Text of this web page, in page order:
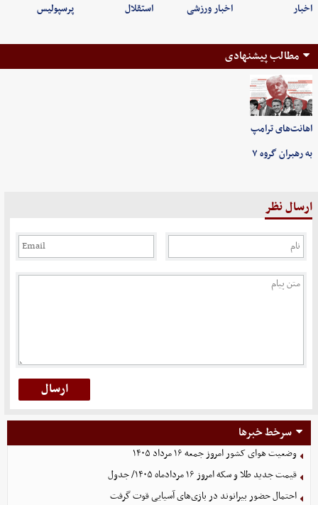
اخبار اخبار ورزشی استقلال پرسپولیس
مطالب پیشنهادی
اهانت‌های ترامپ
به رهبران گروه ۷
ارسال نظر
سرخط خبرها
وضعیت هوای کشور امروز جمعه ۱۶ مرداد ۱۴۰۵
قیمت جدید طلا و سکه امروز ۱۶ مردادماه ۱۴۰۵/ جدول
احتمال حضور بیرانوند در بازی‌های آسیایی قوت گرفت